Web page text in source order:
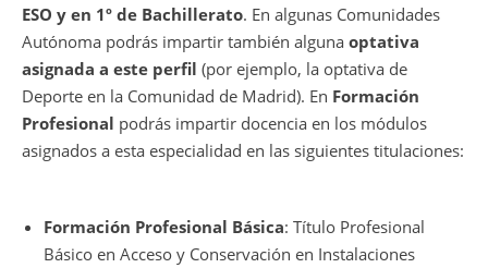
ESO y en 1º de Bachillerato. En algunas Comunidades
Autónoma podrás impartir también alguna optativa
asignada a este perfil (por ejemplo, la optativa de
Deporte en la Comunidad de Madrid). En Formación
Profesional podrás impartir docencia en los módulos
asignados a esta especialidad en las siguientes titulaciones:
Formación Profesional Básica: Título Profesional
Básico en Acceso y Conservación en Instalaciones